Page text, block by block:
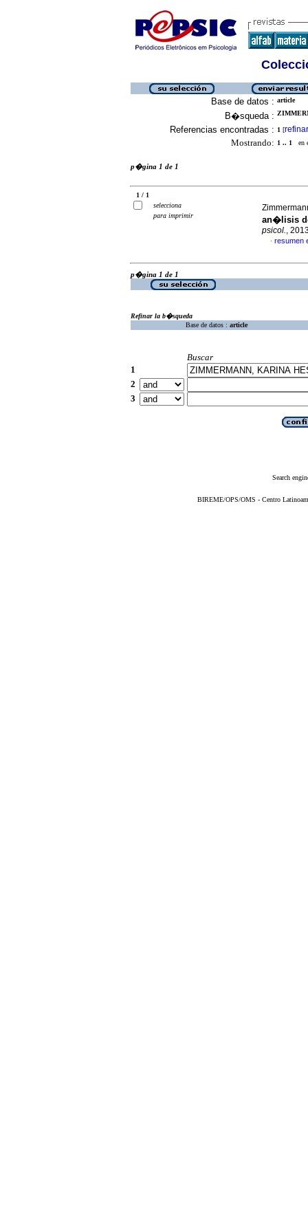
Base de datos : article
B�squeda :
Referencias encontradas : 1 [refinar
Mostrando: 1 .. 1 en
p�gina 1 de 1
1 / 1
selecciona
para imprimir
an�lisis
psicol.,
· resumen
p�gina 1 de 1
Refinar la b�squeda
Base de datos : article
Buscar
1
2
3
Search
BIREME/OPS/OMS - Centro